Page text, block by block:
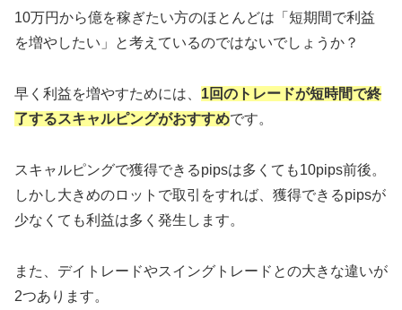
10万円から億を稼ぎたい方のほとんどは「短期間で利益
を増やしたい」と考えているのではないでしょうか？
早く利益を増やすためには、 1回のトレードが短時間で終
了するスキャルピングがおすすめです。
スキャルピングで獲得できるpipsは多くても10pips前後。
しかし大きめのロットで取引をすれば、獲得できるpipsが
少なくても利益は多く発生します。
また、デイトレードやスイングトレードとの大きな違いが
2つあります。